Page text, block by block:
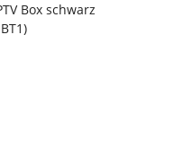
Box schwarz